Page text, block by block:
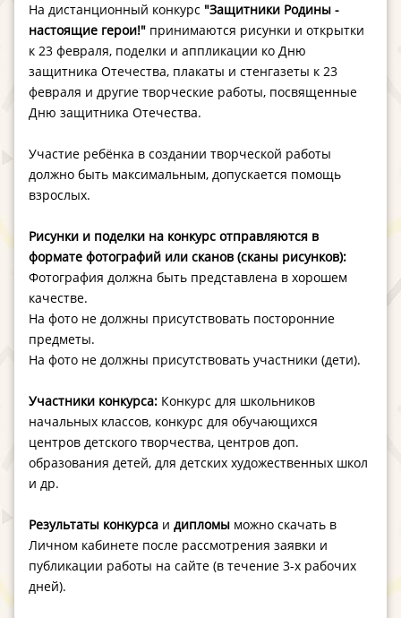
На дистанционный конкурс "Защитники Родины -
настоящие герои!" принимаются рисунки и открытки
к 23 февраля, поделки и аппликации ко Дню
защитника Отечества, плакаты и стенгазеты к 23
февраля и другие творческие работы, посвященные
Дню защитника Отечества.
Участие ребёнка в создании творческой работы
должно быть максимальным, допускается помощь
взрослых.
Рисунки и поделки на конкурс отправляются в
формате фотографий или сканов (сканы рисунков):
Фотография должна быть представлена в хорошем
качестве.
На фото не должны присутствовать посторонние
предметы.
На фото не должны присутствовать участники (дети).
Участники конкурса: Конкурс для школьников
начальных классов, конкурс для обучающихся
центров детского творчества, центров доп.
образования детей, для детских художественных школ
и др.
Результаты конкурса и дипломы можно скачать в
Личном кабинете после рассмотрения заявки и
публикации работы на сайте (в течение 3-х рабочих
дней).